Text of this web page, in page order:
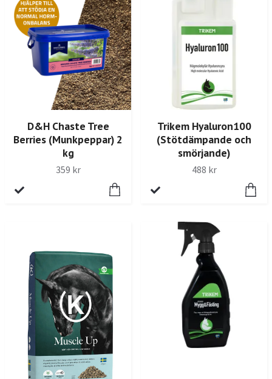
D&H Chaste Tree
Berries (Munkpeppar) 2
kg
359 kr
Trikem Hyaluron100
(Stötdämpande och
smörjande)
488 kr